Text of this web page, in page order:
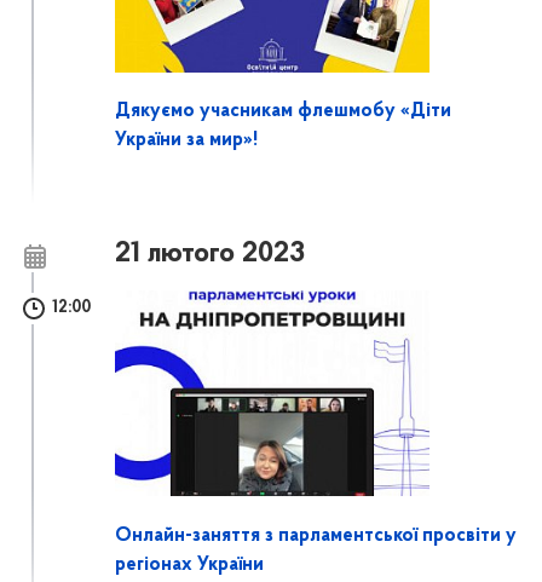
Дякуємо учасникам флешмобу «Діти
України за мир»!
21 лютого 2023
12:00
Онлайн-заняття з парламентської просвіти у
регіонах України